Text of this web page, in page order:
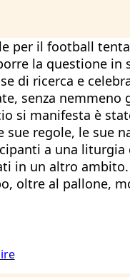
per il football
la questione in
di ricerca e
senza
si manifesta è
regole, le sue
a una
in un altro
oltre al pallone,